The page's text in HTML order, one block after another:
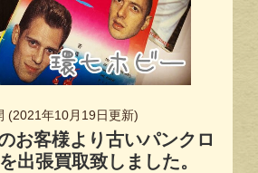
(2021年10月19日更新)
お客様より古いパンクロ
出張買取致しました。